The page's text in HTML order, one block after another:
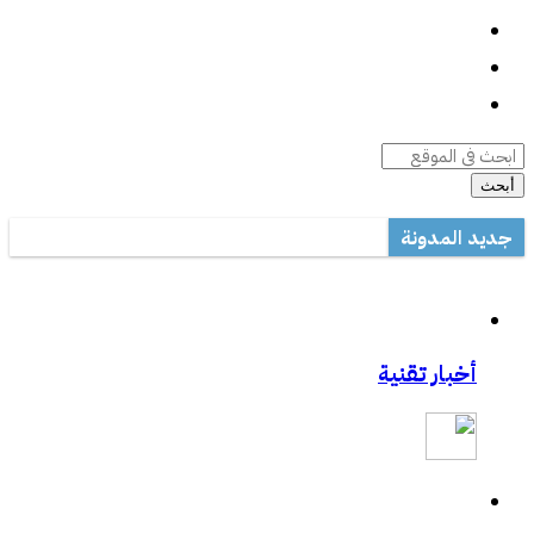
أبحث
جديد المدونة
مشاركتي بصحيفة مكة:المواجهة السابقة تردع هجمات الفدية
مشاركتي الثانية بعكاظ:وسائل التواصل الاجتماعي.. منصة لممارسة
مشاركتي بعكاظ :ضوابط لحماية التعاملات الإلكترونية من السرقة
أخبار تقنية